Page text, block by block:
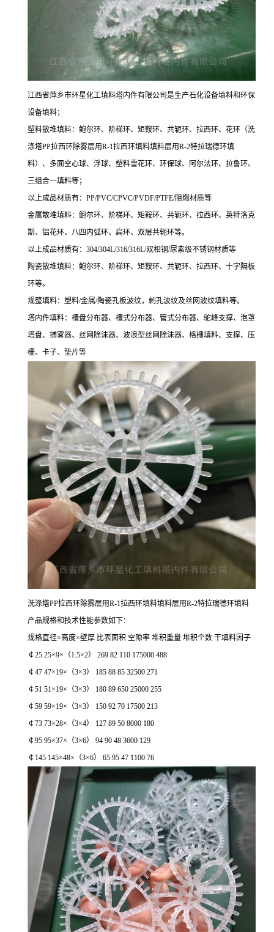
江西省萍乡市环星化工填料塔内件有限公司是生产石化设备填料和环保
设备填料；
塑料散堆填料：鲍尔环、阶梯环、矩鞍环、共轭环、拉西环、花环（洗
涤塔PP拉西环除雾层用R-1拉西环填料填料层用R-2特拉瑞德环填
料）、多面空心球、浮球、塑料雪花环、环保球、阿尔法环、拉鲁环、
三组合一填料等；
以上成品材质有：PP/PVC/CPVC/PVDF/PTFE/阻燃材质等
金属散堆填料：鲍尔环、阶梯环、矩鞍环、共轭环、拉西环、英特洛克
斯、铝花环、八四内弧环、扁环、双层共轭环等。
以上成品材质有：304/304L/316/316L/双相钢/尿素级不锈钢材质等
陶瓷散堆填料：鲍尔环、阶梯环、矩鞍环、共轭环、拉西环、十字隔板
环等。
规整填料：塑料/金属/陶瓷孔板波纹，刺孔波纹及丝网波纹填料等。
塔内件填料：槽盘分布器、槽式分布器、管式分布器、驼峰支撑、泡罩
塔盘、捕雾器、丝网除沫器、波浪型丝网除沫器、格栅填料、支撑、压
栅、卡子、垫片等
洗涤塔PP拉西环除雾层用R-1拉西环填料填料层用R-2特拉瑞德环填料
产品规格和技术性能参数如下：
规格直径×高度×壁厚 比表面积 空隙率 堆积重量 堆积个数 干填料因子
￠25 25×9×（1.5×2） 269 82 110 175000 488
￠47 47×19×（3×3） 185 88 85 32500 271
￠51 51×19×（3×3） 180 89 650 25000 255
￠59 59×19×（3×3） 150 92 70 17500 213
￠73 73×28×（3×4） 127 89 50 8000 180
￠95 95×37×（3×6） 94 90 48 3600 129
￠145 145×48×（3×6） 65 95 47 1100 76